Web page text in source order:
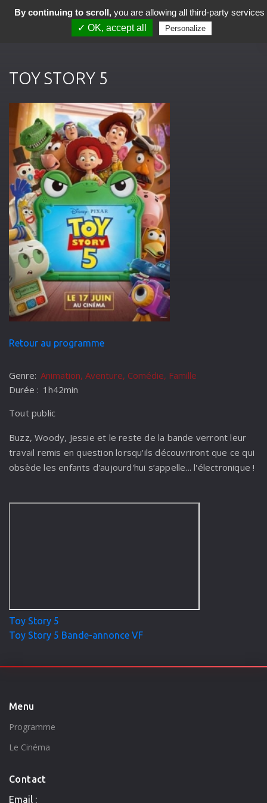
TOY STORY 5
Retour au programme
Genre: Animation, Aventure, Comédie, Famille
Durée : 1h42min
Tout public
Buzz, Woody, Jessie et le reste de la bande verront leur
travail remis en question lorsqu'ils découvriront que ce qui
obsède les enfants d'aujourd'hui s’appelle... l'électronique !
Toy Story 5
Toy Story 5 Bande-annonce VF
Menu
Programme
Le Cinéma
Contact
Email :
By continuing to scroll, you are allowing all third-party services
✓ OK, accept all
Personalize